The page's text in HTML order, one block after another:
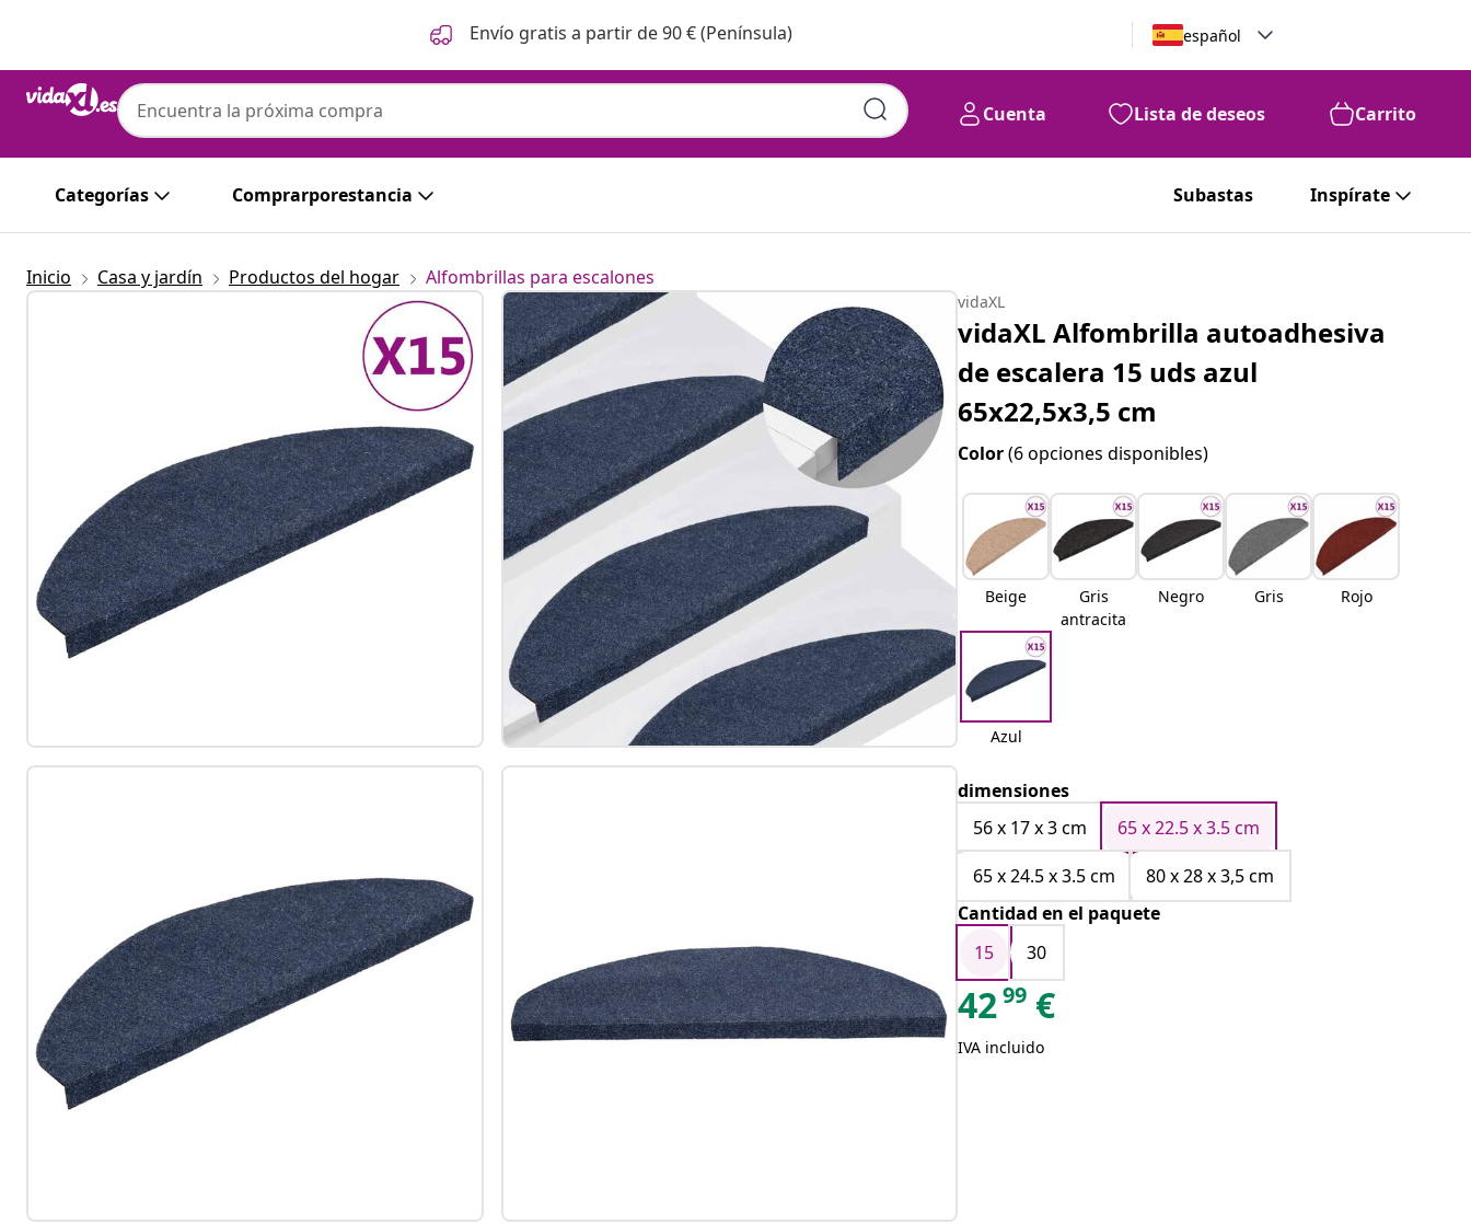
Envío gratis a partir de 90 € (Península) español
Cuenta Lista de deseos Carrito
Categorías Comprarporestancia Subastas Inspírate
Inicio Casa y jardín Productos del hogar Alfombrillas para escalones
vidaXL
vidaXL Alfombrilla autoadhesiva
de escalera 15 uds azul
65x22,5x3,5 cm
Color(6 opciones disponibles)
Beige
Gris
antracita
Negro Gris Rojo
Azul
dimensiones
56 x 17 x 3 cm
65 x 22.5 x 3.5 cm
65 x 24.5 x 3.5 cm
80 x 28 x 3,5 cm
Cantidad en el paquete
15
30
4299 €
IVA incluido